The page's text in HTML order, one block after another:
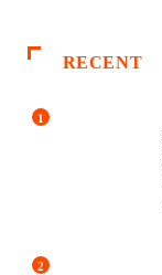
RECENT
1
2